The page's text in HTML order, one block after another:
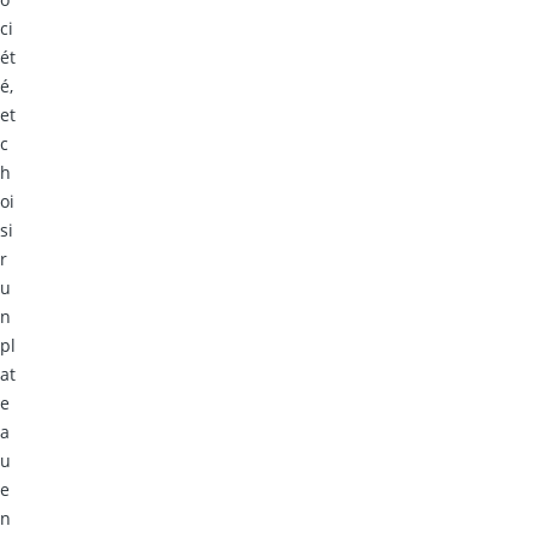
ci
ét
é,
et
c
h
oi
si
r
u
n
pl
at
e
a
u
e
n